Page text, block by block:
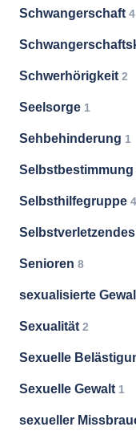
Schwangerschaft 4
Schwerhörigkeit 2
Seelsorge 1
Sehbehinderung 1
Selbstbestimmung
Selbsthilfegruppe
Senioren 8
sexualisierte
Sexualität 2
Sexuelle
Sexuelle Gewalt 1
sexueller